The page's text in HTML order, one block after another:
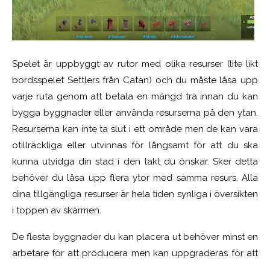
Spelet är uppbyggt av rutor med olika resurser (lite likt
bordsspelet Settlers från Catan) och du måste låsa upp
varje ruta genom att betala en mängd trä innan du kan
bygga byggnader eller använda resurserna på den ytan.
Resurserna kan inte ta slut i ett område men de kan vara
otillräckliga eller utvinnas för långsamt för att du ska
kunna utvidga din stad i den takt du önskar. Sker detta
behöver du låsa upp flera ytor med samma resurs. Alla
dina tillgängliga resurser är hela tiden synliga i översikten
i toppen av skärmen.
De flesta byggnader du kan placera ut behöver minst en
arbetare för att producera men kan uppgraderas för att